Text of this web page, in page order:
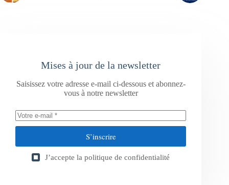
Mises à jour de la newsletter
Saisissez votre adresse e-mail ci-dessous et abonnez-
vous à notre newsletter
S’inscrire
J’accepte la politique de confidentialité